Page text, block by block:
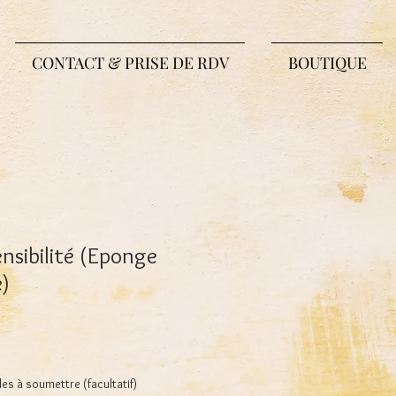
CONTACT & PRISE DE RDV BOUTIQUE
(Eponge
à soumettre (facultatif)